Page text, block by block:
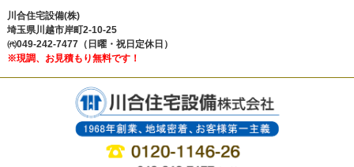
川合住宅設備(株)
埼玉県川越市岸町2-10-25
㈹049-242-7477（日曜・祝日定休日）
※現調、お見積もり無料です！